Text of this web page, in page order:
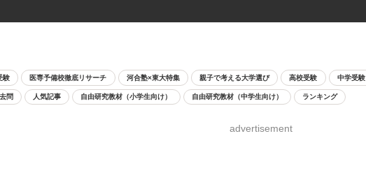
験 医専予備校徹底リサーチ 河合塾×東大特集 親子で考える大学選び 高校受験 中学受験
問 人気記事 自由研究教材（小学生向け） 自由研究教材（中学生向け） ランキング
advertisement